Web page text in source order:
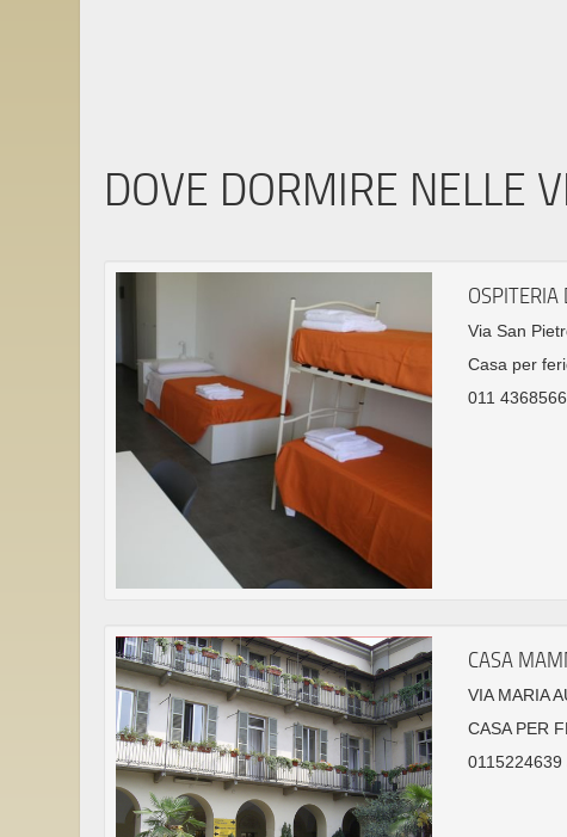
DOVE DORMIRE NELLE
OSPITERIA
Via San
Casa per
011
CASA
VIA MARIA
CASA PER
0115224639